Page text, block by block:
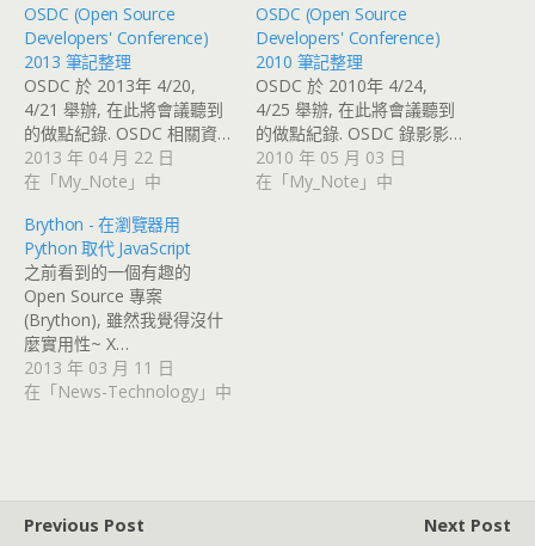
OSDC (Open Source
Developers' Conference)
2013 筆記整理
OSDC 於 2013年 4/20,
4/21 舉辦, 在此將會議聽到
的做點紀錄. OSDC 相關資…
2013 年 04 月 22 日
在「My_Note」中
OSDC (Open Source
Developers' Conference)
2010 筆記整理
OSDC 於 2010年 4/24,
4/25 舉辦, 在此將會議聽到
的做點紀錄. OSDC 錄影影…
2010 年 05 月 03 日
在「My_Note」中
Brython - 在瀏覽器用
Python 取代 JavaScript
之前看到的一個有趣的
Open Source 專案
(Brython), 雖然我覺得沒什
麼實用性~ X…
2013 年 03 月 11 日
在「News-Technology」中
Previous Post
Next Post